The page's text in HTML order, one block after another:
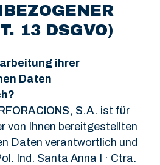
13 DSGVO)
ihrer
Daten
S.A. ist für
von Ihnen bereitgestellten
Daten verantwortlich und
Ind. Santa Anna I · Ctra.